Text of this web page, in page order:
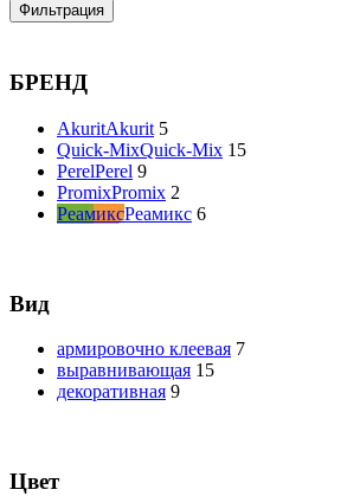
Фильтрация
БРЕНД
AkuritAkurit 5
Quick-MixQuick-Mix 15
PerelPerel 9
PromixPromix 2
РеамиксРеамикс 6
Вид
армировочно клеевая 7
выравнивающая 15
декоративная 9
Цвет